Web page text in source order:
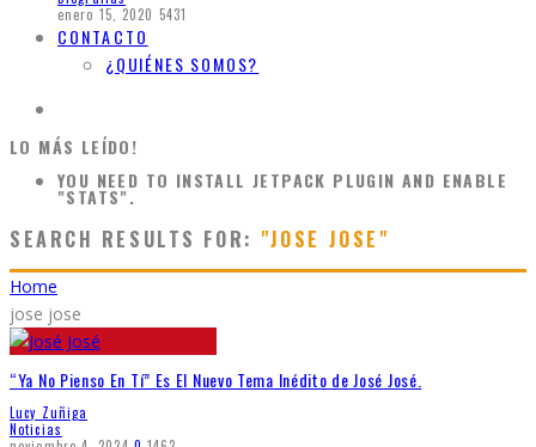
enero 15, 2020 5431
CONTACTO
¿QUIÉNES SOMOS?
LO MÁS LEÍDO!
YOU NEED TO INSTALL JETPACK PLUGIN AND ENABLE
"STATS".
SEARCH RESULTS FOR: "JOSE JOSE"
Home
jose jose
“Ya No Pienso En Tí” Es El Nuevo Tema Inédito de José José.
Lucy Zuñiga
Noticias